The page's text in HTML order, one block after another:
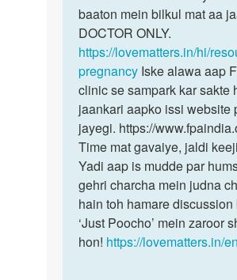
baaton mein bilkul mat aa
DOCTOR ONLY.
https://lovematters.in/hi/
pregnancy Iske alawa aap
clinic se sampark kar sakte
jaankari aapko issi website
jayegi. https://
Time mat gavaiye, jaldi
Yadi aap is mudde par
gehri charcha mein judna
hain toh hamare discussion
‘Just Poocho’ mein zaroor
hon! https://lovematters.in/